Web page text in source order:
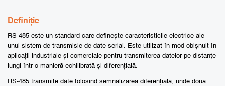
Definiție
RS-485 este un standard care definește caracteristicile electrice ale
unui sistem de transmisie de date serial. Este utilizat în mod obișnuit în
aplicații industriale și comerciale pentru transmiterea datelor pe distanțe
lungi într-o manieră echilibrată și diferențială.
RS-485 transmite date folosind semnalizarea diferențială, unde două